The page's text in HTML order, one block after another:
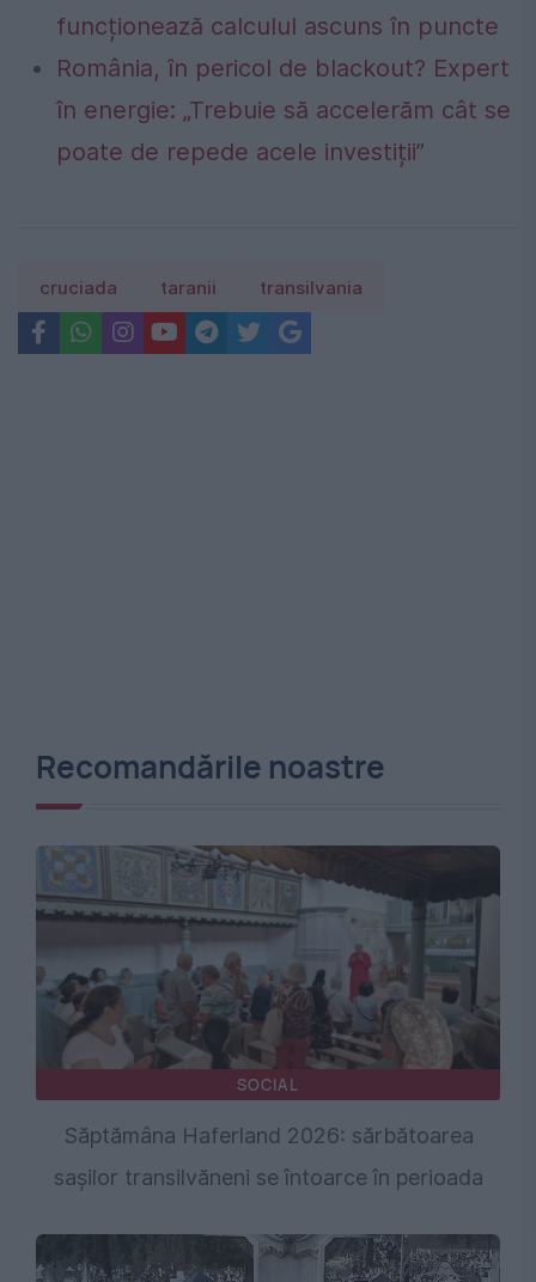
funcționează calculul ascuns în puncte
România, în pericol de blackout? Expert
în energie: „Trebuie să accelerăm cât se
poate de repede acele investiții”
cruciada taranii transilvania
Recomandările noastre
SOCIAL
Săptămâna Haferland 2026: sărbătoarea
sașilor transilvăneni se întoarce în perioada